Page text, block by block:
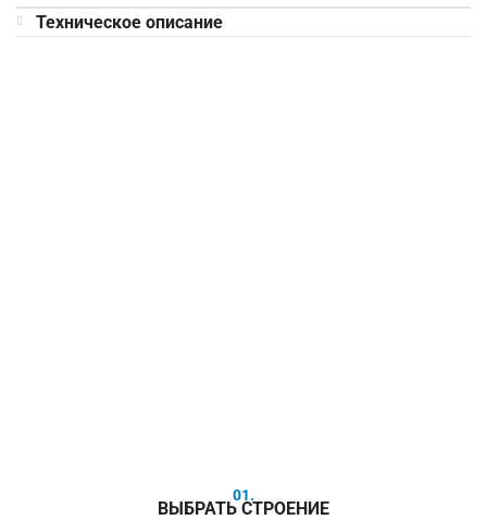
Техническое описание
01.
ВЫБРАТЬ СТРОЕНИЕ